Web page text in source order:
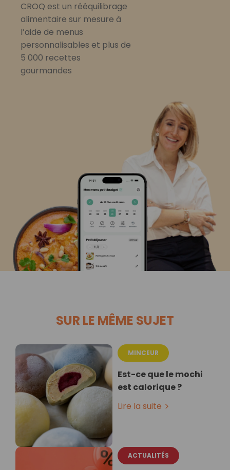
CROQ est un rééquilibrage
alimentaire sur mesure à
l’aide de menus
personnalisables et plus de
5 000 recettes
gourmandes
SUR LE MÊME SUJET
MINCEUR
Est-ce que le mochi
est calorique ?
Lire la suite
ACTUALITÉS